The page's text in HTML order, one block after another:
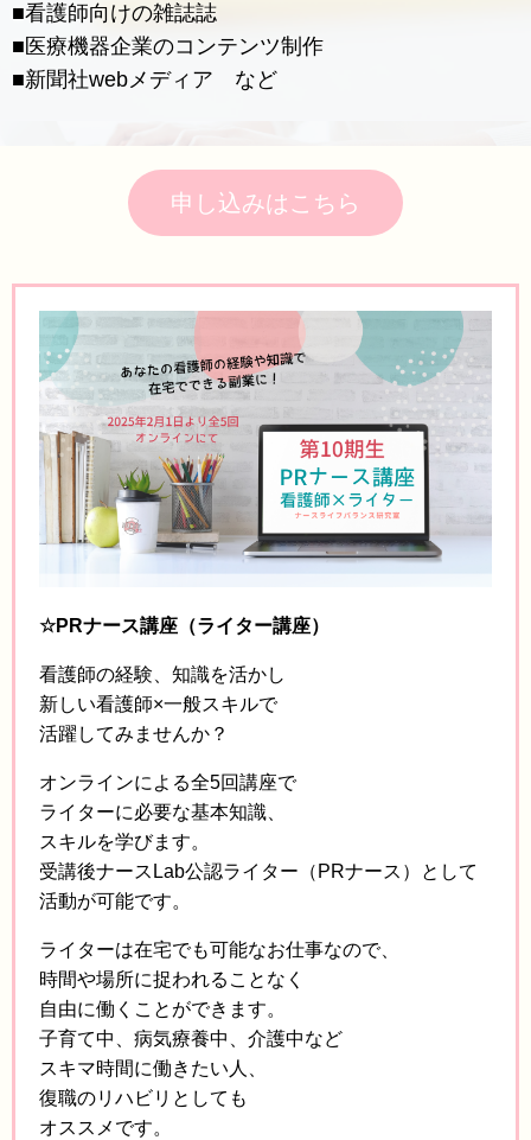
■看護師向けの雑誌誌
■医療機器企業のコンテンツ制作
■新聞社webメディア など
申し込みはこちら
☆PRナース講座（ライター講座）
看護師の経験、知識を活かし
新しい看護師×一般スキルで
活躍してみませんか？
オンラインによる全5回講座で
ライターに必要な基本知識、
スキルを学びます。
受講後ナースLab公認ライター（PRナース）として
活動が可能です。
ライターは在宅でも可能なお仕事なので、
時間や場所に捉われることなく
自由に働くことができます。
子育て中、病気療養中、介護中など
スキマ時間に働きたい人、
復職のリハビリとしても
オススメです。